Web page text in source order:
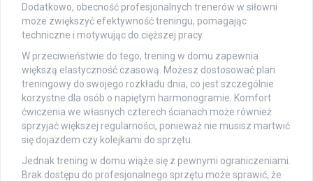
Dodatkowo, obecność profesjonalnych trenerów w siłowni
może zwiększyć efektywność treningu, pomagając
techniczne i motywując do cięższej pracy.
W przeciwieństwie do tego, trening w domu zapewnia
większą elastyczność czasową. Możesz dostosować plan
treningowy do swojego rozkładu dnia, co jest szczególnie
korzystne dla osób o napiętym harmonogramie. Komfort
ćwiczenia we własnych czterech ścianach może również
sprzyjać większej regularności, ponieważ nie musisz martwić
się dojazdem czy kolejkami do sprzętu.
Jednak trening w domu wiąże się z pewnymi ograniczeniami.
Brak dostępu do profesjonalnego sprzętu może sprawić, że